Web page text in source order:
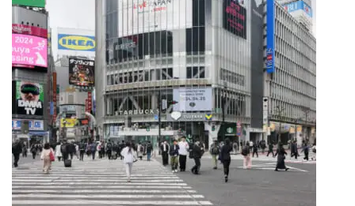
イートアンドの仕事
アウトドア
アヒージョ
アレルギー
アレルゲン
アレンジ
アレンジレシピ
セカンド冷凍庫
たれつき肉焼売
国産
冷凍食品ジャーナリスト山本純子の『冷凍食品のはなし』
冷凍から揚げ
冷凍やけ
冷凍ラーメン
冷凍弁当
冷凍焼売
冷凍食品
冷凍食品ライフハック
万博
冷凍食品豆知識
冷凍餃子
冷凍麺 品質管理